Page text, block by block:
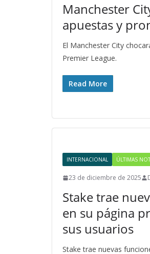
Manchester
apuestas y
El Manchester City
Premier League.
Read More
INTERNACIONAL ÚLTIMAS
23 de diciembre de 2025
Stake trae
en su página
sus usuarios
Stake trae nuevas